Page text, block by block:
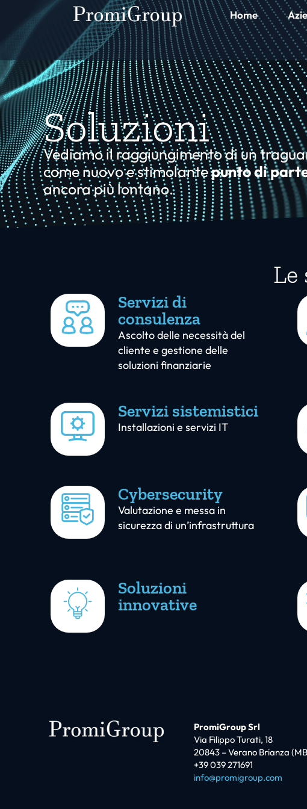
Home
Soluzioni
Vediamo il raggiungimento di un
come nuovo e stimolantepunto di
ancora più lontano.
Le
Servizi di
consulenza
Ascolto delle necessità del
cliente e gestione delle
soluzioni finanziarie
Servizi sistemistici
Installazioni e servizi IT
Cybersecurity
Valutazione e messa in
sicurezza di un’infrastruttura
Soluzioni
innovative
PromiGroup Srl
Via Filippo Turati, 18
20843 – Verano Brianza
+39 039 271691
info@promigroup.com